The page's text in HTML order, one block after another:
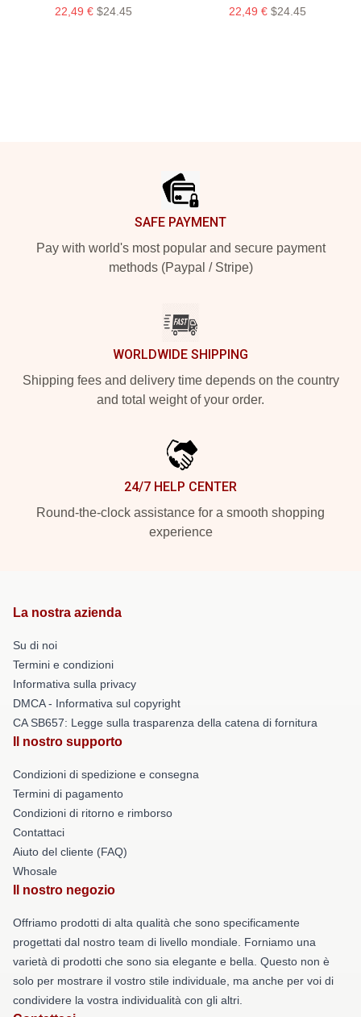
22,49 € $24.45 22,49 € $24.45
SAFE PAYMENT
Pay with world's most popular and secure payment
methods (Paypal / Stripe)
WORLDWIDE SHIPPING
Shipping fees and delivery time depends on the country
and total weight of your order.
24/7 HELP CENTER
Round-the-clock assistance for a smooth shopping
experience
La nostra azienda
Su di noi
Termini e condizioni
Informativa sulla privacy
DMCA - Informativa sul copyright
CA SB657: Legge sulla trasparenza della catena di fornitura
Il nostro supporto
Condizioni di spedizione e consegna
Termini di pagamento
Condizioni di ritorno e rimborso
Contattaci
Aiuto del cliente (FAQ)
Whosale
Il nostro negozio
Offriamo prodotti di alta qualità che sono specificamente
progettati dal nostro team di livello mondiale. Forniamo una
varietà di prodotti che sono sia elegante e bella. Questo non è
solo per mostrare il vostro stile individuale, ma anche per voi di
condividere la vostra individualità con gli altri.